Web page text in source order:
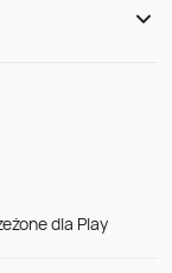
dla Play